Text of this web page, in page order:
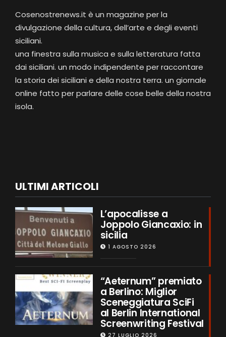
Cosenostrenews.it è un magazine per la
divulgazione della cultura, dell’arte e degli eventi
siciliani.
una finestra sulla musica e sulla letteratura fatta
dai siciliani. un modo indipendente per raccontare
la storia dei siciliani e della nostra terra. un giornale
online fatto per parlare delle cose belle della nostra
isola.
ULTIMI ARTICOLI
L’apocalisse a
Joppolo Giancaxio: in
sicilia
1 AGOSTO 2026
“Aeternum” premiato
a Berlino: Miglior
Sceneggiatura SciFi
al Berlin International
Screenwriting Festival
27 LUGLIO 2026